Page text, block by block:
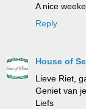
A nice
Reply
House of
Lieve Riet,
Geniet van
Liefs